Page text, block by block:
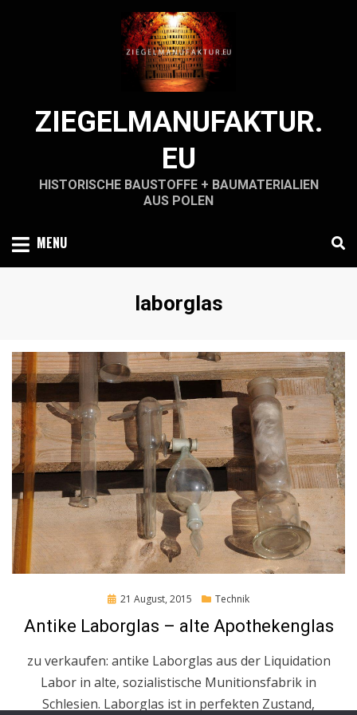
ZIEGELMANUFAKTUR.
EU
HISTORISCHE BAUSTOFFE + BAUMATERIALIEN
AUS POLEN
MENU
Schlagwort
:laborglas
Posted
21 August, 2015 Technik
Antike Laborglas – alte Apothekenglas
zu verkaufen: antike Laborglas aus der Liquidation
Labor in alte, sozialistische Munitionsfabrik in
Schlesien. Laborglas ist in perfekten Zustand,